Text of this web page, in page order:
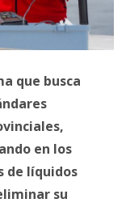
que busca
en los
de líquidos
su